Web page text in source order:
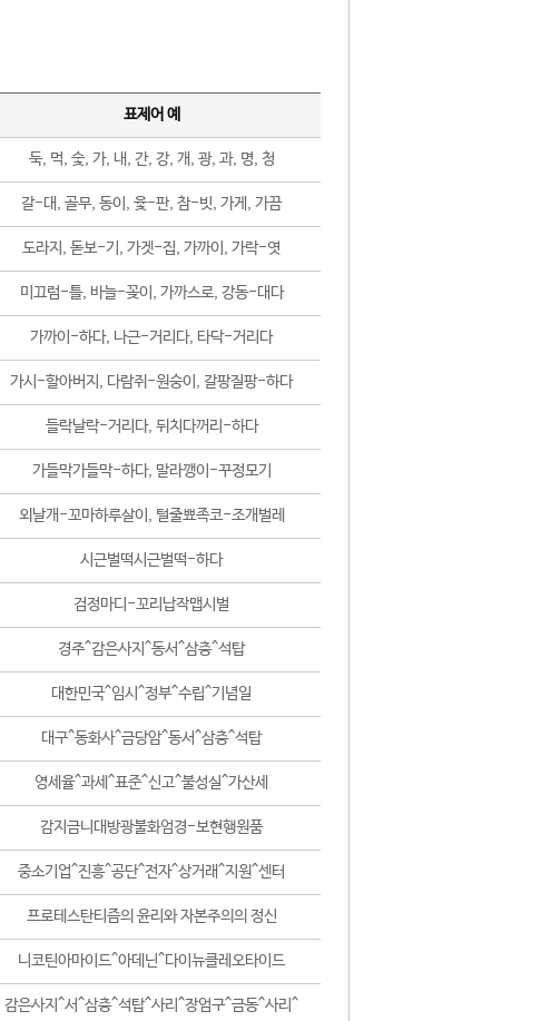
표제어 예
둑, 먹, 숯, 가, 내, 간, 강, 개, 광, 과, 명, 청
갈-대, 골무, 동이, 윷-판, 참-빗, 가게, 가끔
도라지, 돋보-기, 가겟-집, 가까이, 가락-엿
미끄럼-틀, 바늘-꽂이, 가까스로, 강동-대다
가까이-하다, 나근-거리다, 타닥-거리다
가시-할아버지, 다람쥐-원숭이, 갈팡질팡-하다
들락날락-거리다, 뒤치다꺼리-하다
가들막가들막-하다, 말라깽이-꾸정모기
외날개-꼬마하루살이, 털줄뾰족코-조개벌레
시근벌떡시근벌떡-하다
검정마디-꼬리납작맵시벌
경주^감은사지^동서^삼층^석탑
대한민국^임시^정부^수립^기념일
대구^동화사^금당암^동서^삼층^석탑
영세율^과세^표준^신고^불성실^가산세
감지금니대방광불화엄경-보현행원품
중소기업^진흥^공단^전자^상거래^지원^센터
프로테스탄티즘의 윤리와 자본주의의 정신
니코틴아마이드^아데닌^다이뉴클레오타이드
감은사지^서^삼층^석탑^사리^장엄구^금동^사리^